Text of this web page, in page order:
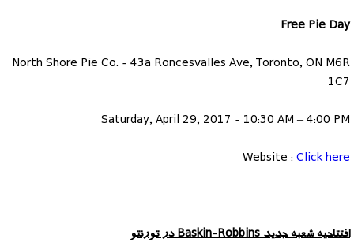
Free Pie Day
North Shore Pie Co. - 43a Roncesvalles Ave, Toronto, ON M6R
1C7
Saturday, April 29, 2017 - 10:30 AM – 4:00 PM
Website :Click here
افتتاحیه شعبه جدید Baskin-Robbins در تورنتو